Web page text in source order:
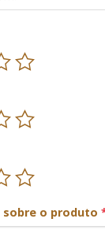
sobre o produto